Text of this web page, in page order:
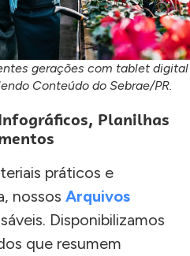
gerações com tablet digital
Conteúdo do Sebrae/PR.
Planilhas
práticos e
nossos Arquivos
Disponibilizamos
que resumem